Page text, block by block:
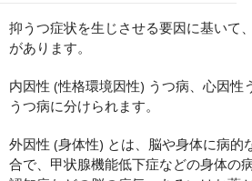
抑うつ症状を生じさせる要因に基いて
があります。
内因性 (性格環境因性) うつ病、心因性
うつ病に分けられます。
外因性 (身体性) とは、脳や身体に病的
合で、甲状腺機能低下症などの身体の